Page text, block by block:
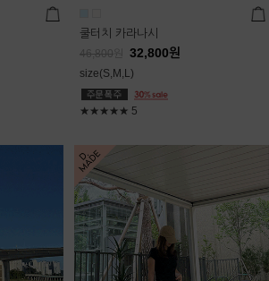
쿨터치 카라나시
46,800 32,800원
size(S,M,L)
★★★★★ 5